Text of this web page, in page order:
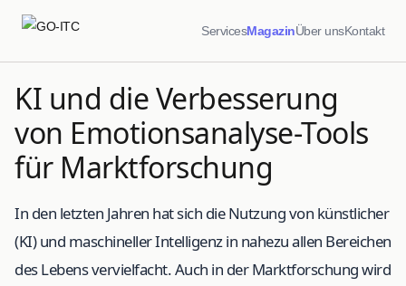
ServicesMagazinÜber unsKontakt
KI und die Verbesserung
von Emotionsanalyse-Tools
für Marktforschung
In den letzten Jahren hat sich die Nutzung von künstlicher
(KI) und maschineller Intelligenz in nahezu allen Bereichen
des Lebens vervielfacht. Auch in der Marktforschung wird